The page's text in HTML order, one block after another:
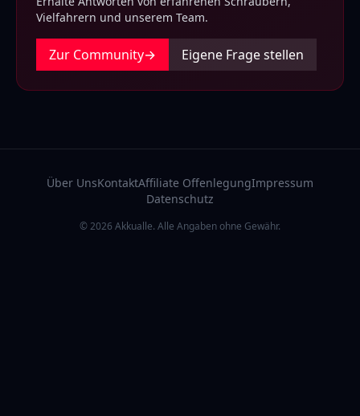
Vielfahrern und unserem Team.
Zur Community→ Eigene Frage stellen
Über UnsKontaktAffiliate OffenlegungImpressum
Datenschutz
© 2026 Akkualle. Alle Angaben ohne Gewähr.